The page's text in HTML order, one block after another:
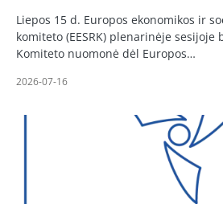
Liepos 15 d. Europos ekonomikos ir
komiteto (EESRK) plenarinėje
Komiteto nuomonė dėl Europos…
2026-07-16